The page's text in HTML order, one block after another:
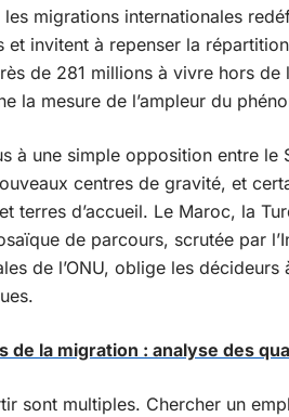
migrations internationales
et invitent à repenser la
de 281 millions à vivre hors de
la mesure de l’ampleur du
à une simple opposition entre
centres de gravité, et
terres d’accueil. Le Maroc, la
de parcours, scrutée par
de l’ONU, oblige les
de la migration : analyse des
sont multiples. Chercher un